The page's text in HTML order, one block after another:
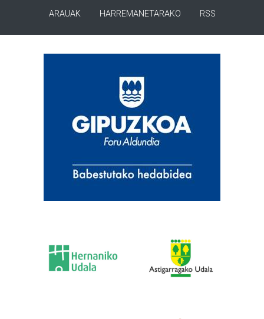
ARAUAK HARREMANETARAKO RSS